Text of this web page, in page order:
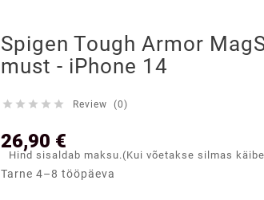
Spigen Tough Armor
must - iPhone 14
     Review (0)
26,90 €
Hind sisaldab maksu.(Kui võetakse silmas
Tarne 4–8 tööpäeva